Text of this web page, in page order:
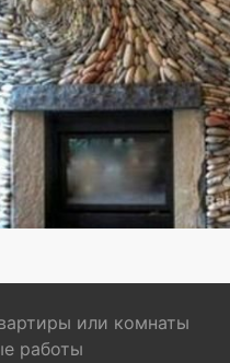
или комнаты
работы